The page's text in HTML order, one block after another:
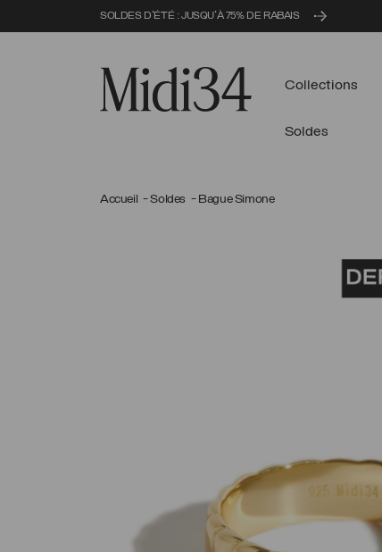
SOLDES D'ÉTÉ : JUSQU'À 75% DE RABAIS
Collections
Soldes
Accueil Soldes Bague Simone